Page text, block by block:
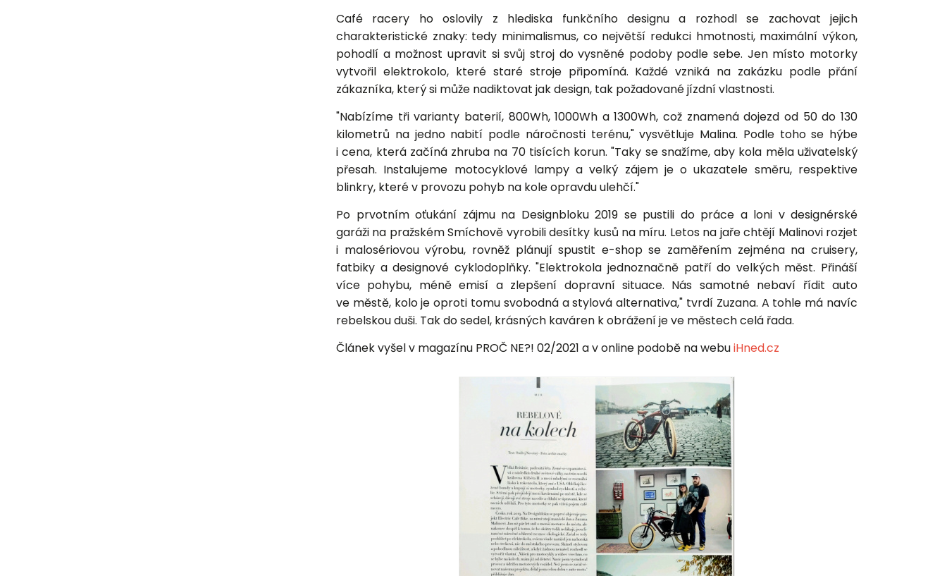
Café racery ho oslovily z hlediska funkčního designu a rozhodl se zachovat jejich
charakteristické znaky: tedy minimalismus, co největší redukci hmotnosti, maximální výkon,
pohodlí a možnost upravit si svůj stroj do vysněné podoby podle sebe. Jen místo motorky
vytvořil elektrokolo, které staré stroje připomíná. Každé vzniká na zakázku podle přání
zákazníka, který si může nadiktovat jak design, tak požadované jízdní vlastnosti.
"Nabízíme tři varianty baterií, 800Wh, 1000Wh a 1300Wh, což znamená dojezd od 50 do 130
kilometrů na jedno nabití podle náročnosti terénu," vysvětluje Malina. Podle toho se hýbe
i cena, která začíná zhruba na 70 tisících korun. "Taky se snažíme, aby kola měla uživatelský
přesah. Instalujeme motocyklové lampy a velký zájem je o ukazatele směru, respektive
blinkry, které v provozu pohyb na kole opravdu ulehčí."
Po prvotním oťukání zájmu na Designbloku 2019 se pustili do práce a loni v designérské
garáži na pražském Smíchově vyrobili desítky kusů na míru. Letos na jaře chtějí Malinovi rozjet
i malosériovou výrobu, rovněž plánují spustit e-shop se zaměřením zejména na cruisery,
fatbiky a designové cyklodoplňky. "Elektrokola jednoznačně patří do velkých měst. Přináší
více pohybu, méně emisí a zlepšení dopravní situace. Nás samotné nebaví řídit auto
ve městě, kolo je oproti tomu svobodná a stylová alternativa," tvrdí Zuzana. A tohle má navíc
rebelskou duši. Tak do sedel, krásných kaváren k obrážení je ve městech celá řada.
Článek vyšel v magazínu PROČ NE?! 02/2021 a v online podobě na webuiHned.cz